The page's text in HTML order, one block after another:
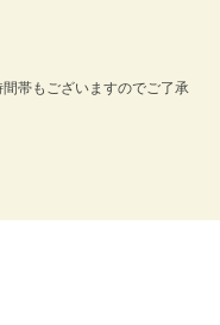
帯もございますのでご了承